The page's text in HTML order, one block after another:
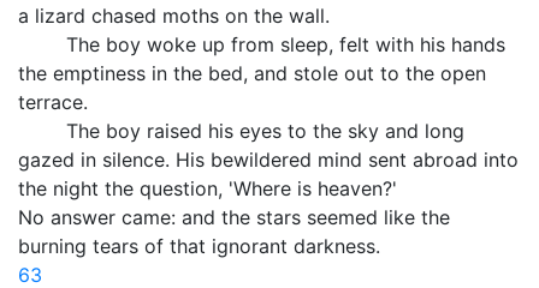
a lizard chased moths on the wall.
The boy woke up from sleep, felt with his hands
the emptiness in the bed, and stole out to the open
terrace.
The boy raised his eyes to the sky and long
gazed in silence. His bewildered mind sent abroad into
the night the question, 'Where is heaven?'
No answer came: and the stars seemed like the
burning tears of that ignorant darkness.
63